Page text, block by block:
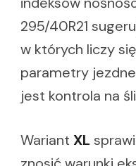
295/40R21
w których liczy
parametry
jest kontrola na
Wariant XL